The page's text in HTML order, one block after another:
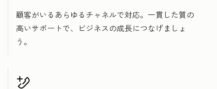
顧客がいるあらゆるチャネルで対応。一貫した質の
高いサポートで、ビジネスの成長につなげましょ
う。